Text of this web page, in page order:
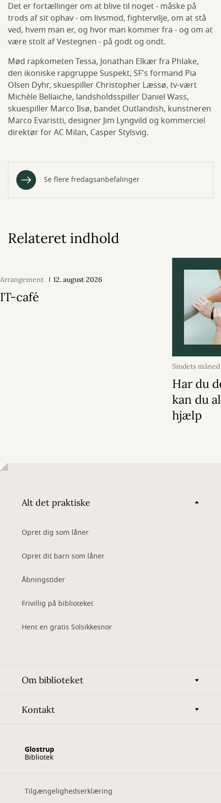
Det er fortællinger om at blive til noget - måske på
trods af sit ophav - om livsmod, fightervilje, om at stå
ved, hvem man er, og hvor man kommer fra - og om at
være stolt af Vestegnen - på godt og ondt.
Mød rapkometen Tessa, Jonathan Elkær fra Phlake,
den ikoniske rapgruppe Suspekt, SF's formand Pia
Olsen Dyhr, skuespiller Christopher Læssø, tv-vært
Michèle Bellaiche, landsholdsspiller Daniel Wass,
skuespiller Marco Ilsø, bandet Outlandish, kunstneren
Marco Evaristti, designer Jim Lyngvild og kommerciel
direktør for AC Milan, Casper Stylsvig.
Se flere fredagsanbefalinger
Relateret indhold
Arrangement 12. august 2026
IT-café
Sindets måned
2026
Har du
kan du
hjælp
Alt det praktiske
Opret dig som låner
Opret dit barn som låner
Åbningstider
Frivillig på biblioteket
Hent en gratis Solsikkesnor
Om biblioteket
Kontakt
Glostrup
Bibliotek
Tilgængelighedserklæring